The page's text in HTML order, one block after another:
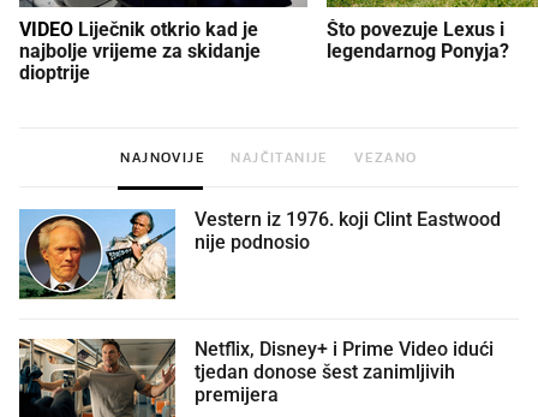
VIDEO
najbolje vrijeme za skidanje
dioptrije
Što povezuje Lexus i
legendarnog Ponyja?
NAJNOVIJE NAJČITANIJE VEZANO
Vestern iz 1976. koji Clint Eastwood
nije podnosio
Netflix, Disney+ i Prime Video idući
tjedan donose šest zanimljivih
premijera